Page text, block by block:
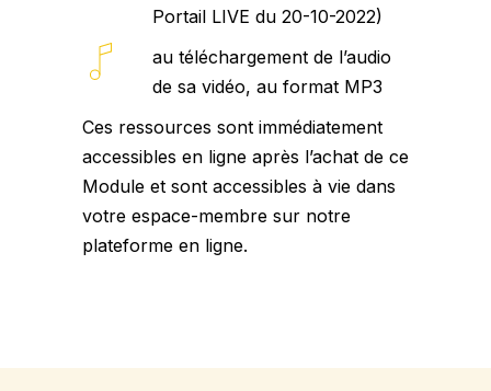
Portail LIVE du 20-10-2022)
au téléchargement de l’audio
de sa vidéo, au format MP3
Ces ressources sont immédiatement
accessibles en ligne après l’achat de ce
Module et sont accessibles à vie dans
votre espace-membre sur notre
plateforme en ligne.